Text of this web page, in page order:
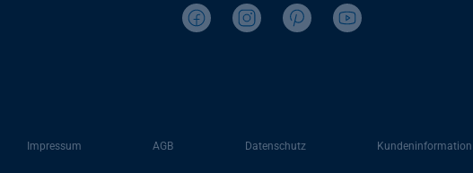
Impressum AGB Datenschutz Kundeninformation